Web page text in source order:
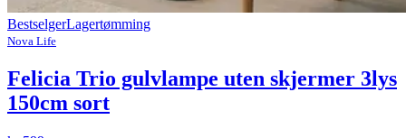
BestselgerLagertømming
Nova Life
Felicia Trio gulvlampe uten skjermer 3lys
150cm sort